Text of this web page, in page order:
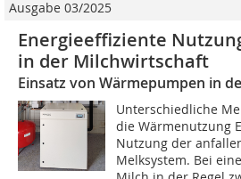
Ausgabe 03/2025
Energieeffiziente
in der Milchwirtschaft
Einsatz von Wärmepumpen in
Unterschiedliche
die Wärmenutzung
Nutzung der
Melksystem. Bei